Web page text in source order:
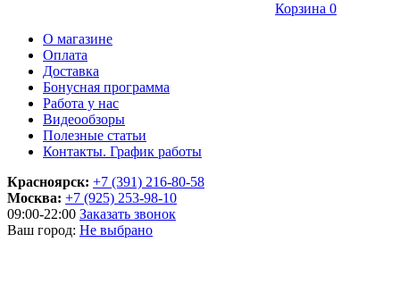
Корзина 0
О магазине
Оплата
Доставка
Бонусная программа
Работа у нас
Видеообзоры
Полезные статьи
Контакты. График работы
Красноярск: +7 (391) 216-80-58
Москва: +7 (925) 253-98-10
09:00-22:00 Заказать звонок
Ваш город: Не выбрано